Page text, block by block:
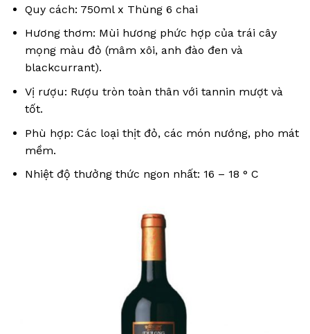
Quy cách: 750ml x Thùng 6 chai
Hương thơm: Mùi hương phức hợp của trái cây
mọng màu đỏ (mâm xôi, anh đào đen và
blackcurrant).
Vị rượu: Rượu tròn toàn thân với tannin mượt và
tốt.
Phù hợp: Các loại thịt đỏ, các món nướng, pho mát
mềm.
Nhiệt độ thưởng thức ngon nhất: 16 – 18 ° C